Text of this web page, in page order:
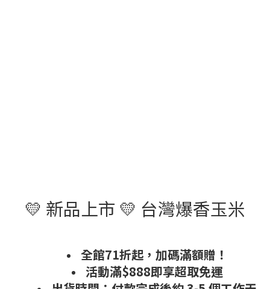
💛 新品上市 💛 台灣爆香玉米
全館71折起，加碼滿額贈！
活動滿$888即享超取免運